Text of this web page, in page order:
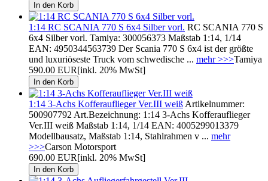
1:14 RC SCANIA 770 S 6x4 Silber vorl. RC SCANIA 770 S
6x4 Silber vorl. Tamiya: 300056373 Maßstab 1:14, 1/14
EAN: 4950344563739 Der Scania 770 S 6x4 ist der größte
und luxuriöseste Truck vom schwedische ... mehr >>>Tamiya
590.00 EUR[inkl. 20% MwSt]
1:14 3-Achs Kofferauflieger Ver.III weiß Artikelnummer:
500907792 Art.Bezeichnung: 1:14 3-Achs Kofferauflieger
Ver.III weiß Maßstab 1:14, 1/14 EAN: 4005299013379
Modellbausatz, Maßstab 1:14, Stahlrahmen v ... mehr
>>>Carson Motorsport
690.00 EUR[inkl. 20% MwSt]